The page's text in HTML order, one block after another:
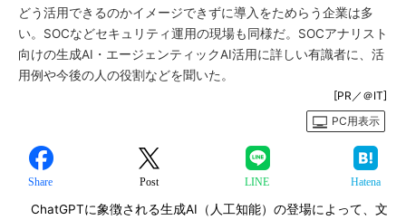
どう活用できるのかイメージできずに導入をためらう企業は多
い。SOCなどセキュリティ運用の現場も同様だ。SOCアナリスト
向けの生成AI・エージェンティックAI活用に詳しい有識者に、活
用例や今後の人の役割などを聞いた。
[PR／＠IT]
PC用表示
Share Post LINE Hatena
ChatGPTに象徴される生成AI（人工知能）の登場によって、文